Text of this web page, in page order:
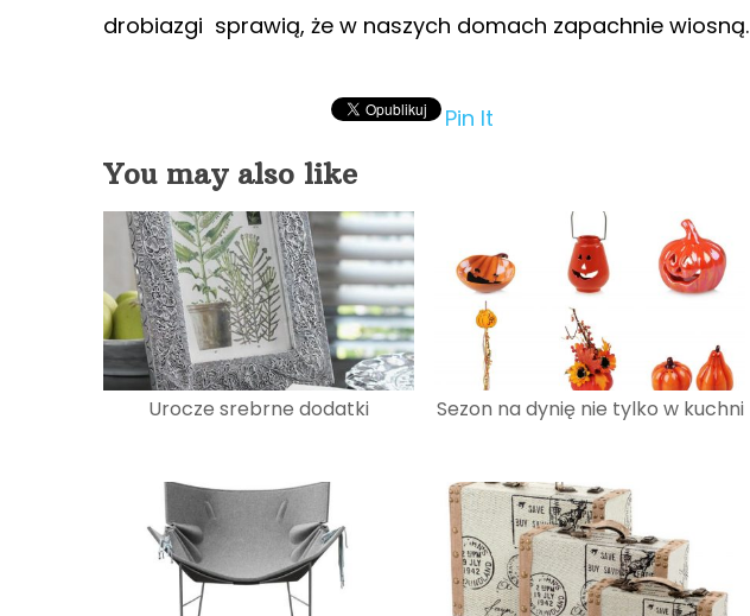
drobiazgi sprawią, że w naszych domach zapachnie wiosną.
Pin It
You may also like
Urocze srebrne dodatki Sezon na dynię nie tylko w kuchni